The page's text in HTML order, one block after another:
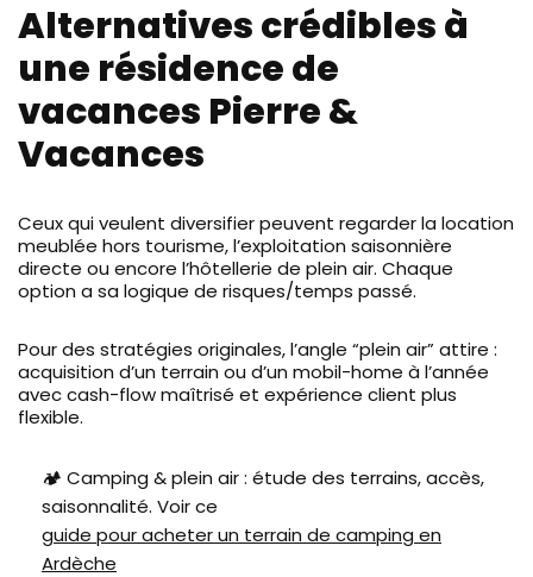
Alternatives crédibles à
une résidence de
vacances Pierre &
Vacances
Ceux qui veulent diversifier peuvent regarder la location
meublée hors tourisme, l’exploitation saisonnière
directe ou encore l’hôtellerie de plein air. Chaque
option a sa logique de risques/temps passé.
Pour des stratégies originales, l’angle “plein air” attire :
acquisition d’un terrain ou d’un mobil-home à l’année
avec cash-flow maîtrisé et expérience client plus
flexible.
🏕️ Camping & plein air : étude des terrains, accès,
saisonnalité. Voir ce
guide pour acheter un terrain de camping en
Ardèche